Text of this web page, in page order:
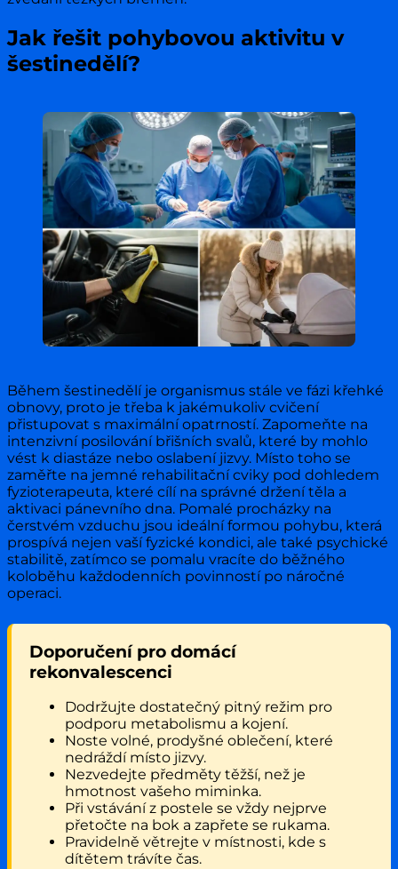
Jak řešit pohybovou aktivitu v
šestinedělí?
Během šestinedělí je organismus stále ve fázi křehké
obnovy, proto je třeba k jakémukoliv cvičení
přistupovat s maximální opatrností. Zapomeňte na
intenzivní posilování břišních svalů, které by mohlo
vést k diastáze nebo oslabení jizvy. Místo toho se
zaměřte na jemné rehabilitační cviky pod dohledem
fyzioterapeuta, které cílí na správné držení těla a
aktivaci pánevního dna. Pomalé procházky na
čerstvém vzduchu jsou ideální formou pohybu, která
prospívá nejen vaší fyzické kondici, ale také psychické
stabilitě, zatímco se pomalu vracíte do běžného
koloběhu každodenních povinností po náročné
operaci.
Doporučení pro domácí
rekonvalescenci
Dodržujte dostatečný pitný režim pro
podporu metabolismu a kojení.
Noste volné, prodyšné oblečení, které
nedráždí místo jizvy.
Nezvedejte předměty těžší, než je
hmotnost vašeho miminka.
Při vstávání z postele se vždy nejprve
přetočte na bok a zapřete se rukama.
Pravidelně větrejte v místnosti, kde s
dítětem trávíte čas.